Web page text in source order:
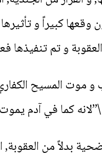
وقعها كبيراً و
و تم تنفيذها
و موت المسيح
كما في آدم يموت
بدلاً من العقوبة,